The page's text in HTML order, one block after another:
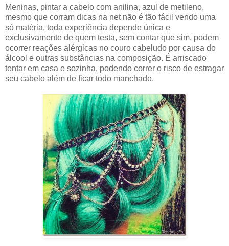
Meninas, pintar a cabelo com anilina, azul de metileno,
mesmo que corram dicas na net não é tão fácil vendo uma
só matéria, toda experiência depende única e
exclusivamente de quem testa, sem contar que sim, podem
ocorrer reações alérgicas no couro cabeludo por causa do
álcool e outras substâncias na composição. É arriscado
tentar em casa e sozinha, podendo correr o risco de estragar
seu cabelo além de ficar todo manchado.